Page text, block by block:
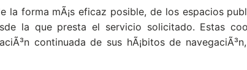
la forma mÃ¡s eficaz posible, de los espacios
la que presta el servicio solicitado. Estas
continuada de sus hÃ¡bitos de